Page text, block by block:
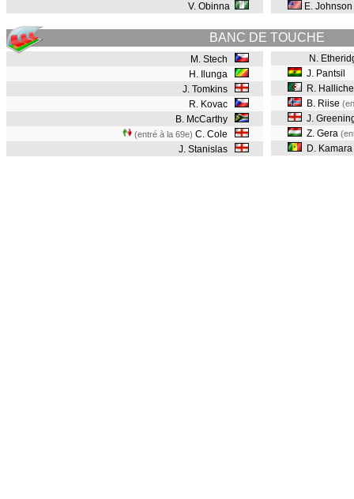
V. Obinna
E. Johnson
BANC DE TOUCHE
M. Stech
H. Ilunga
J. Tomkins
R. Kovac
B. McCarthy
(entré à la 69e) C. Cole
J. Stanislas
N.
J. Pantsil
R. Halliche
B. Riise
J.
Z. Gera
D. Kamara